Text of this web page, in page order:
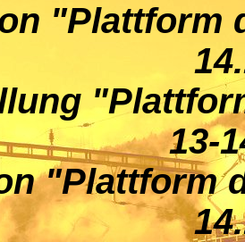
"Plattform
13-
"Plattform